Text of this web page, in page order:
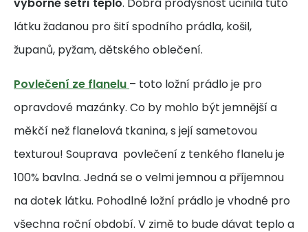
látku žadanou pro šití spodního prádla, košil,
županů, pyžam, dětského oblečení.
Povlečení ze flanelu – toto ložní prádlo je pro
opravdové mazánky. Co by mohlo být jemnější a
měkčí než flanelová tkanina, s její sametovou
texturou! Souprava povlečení z tenkého flanelu je
100% bavlna. Jedná se o velmi jemnou a příjemnou
na dotek látku. Pohodlné ložní prádlo je vhodné pro
všechna roční období. V zimě to bude dávat teplo a